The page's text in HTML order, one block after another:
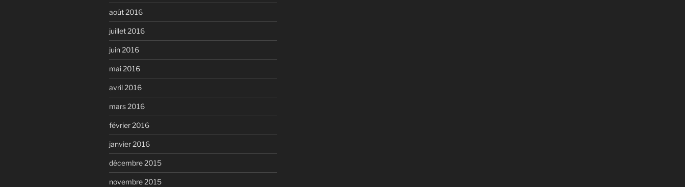
août 2016
juillet 2016
juin 2016
mai 2016
avril 2016
mars 2016
février 2016
janvier 2016
décembre 2015
novembre 2015